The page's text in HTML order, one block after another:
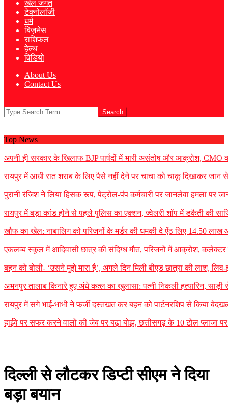
खेल जगत
टेक्नोलॉजी
धर्म
बिज़नेस
राशिफल
हेल्थ
विडियो
About Us
Contact Us
Search
Top News
अपनी ही सरकार के खिलाफ BJP पार्षदों में भारी असंतोष और आक्रोश, CMO
रायपुर में आधी रात शराब के लिए पैसे नहीं देने पर चाचा को चाकू दिखाकर जान से
पुरानी रंजिश ने लिया हिंसक रूप, पेट्रोल-पंप कर्मचारी पर जानलेवा हमला पर
रायपुर में बड़ा कांड होने से पहले पुलिस का एक्शन, ज्वेलरी शॉप में डकैती की
खौफ का खेल: नाबालिग को परिजनों के मर्डर की धमकी दे ऐंठ लिए 14.50 लाख
एकलव्य स्कूल में आदिवासी छात्र की संदिग्ध मौत, परिजनों में आक्रोश, कलेक्टर ने
बहन को बोली- ‘उसने मुझे मारा है’, अगले दिन मिली बीएड छात्रा की लाश,
अभनपुर तालाब किनारे हुए अंधे कत्ल का खुलासा: पत्नी निकली हत्यारिन, साड़ी
रायपुर में सगे भाई-भाभी ने फर्जी दस्तखत कर बहन को पार्टनरशिप से किया
हाईवे पर सफर करने वालों की जेब पर बढ़ा बोझ, छत्तीसगढ़ के 10 टोल प्लाजा
दिल्ली से लौटकर डिप्टी सीएम ने दिया
बड़ा बयान